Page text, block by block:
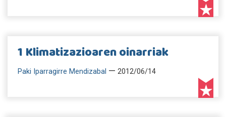
1 Klimatizazioaren oinarriak
Paki Iparragirre Mendizabal — 2012/06/14